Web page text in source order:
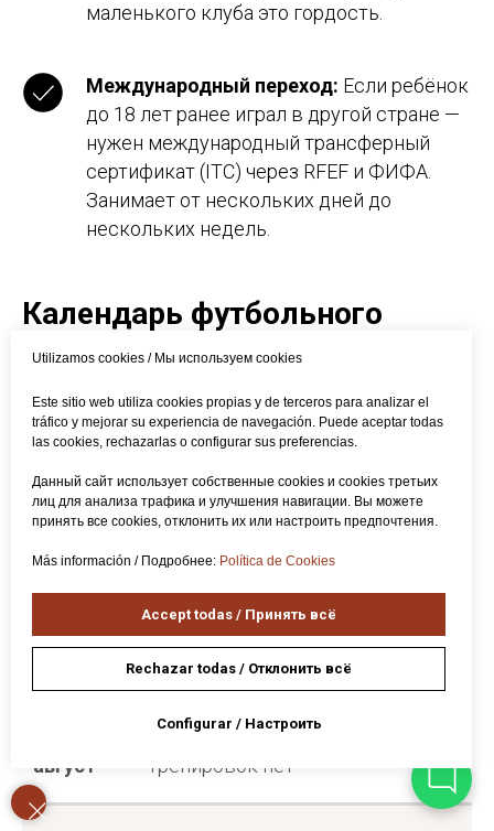
маленького клуба это гордость.
Международный переход: Если ребёнок
до 18 лет ранее играл в другой стране —
нужен международный трансферный
сертификат (ITC) через RFEF и ФИФА.
Занимает от нескольких дней до
нескольких недель.
Календарь футбольного
сезона 2026/27 в Испании
Когда Что происходит
Март–
июнь
2027
Пробы в клубы на сезон 2027/28
Июнь
Открытые пробы в кантеры
профессиональных клубов
август
Летние лагеря. Регулярных
тренировок нет
Utilizamos cookies / Мы используем cookies
Este sitio web utiliza cookies propias y de terceros para analizar el
tráfico y mejorar su experiencia de navegación. Puede aceptar todas
las cookies, rechazarlas o configurar sus preferencias.
Данный сайт использует собственные cookies и cookies третьих
лиц для анализа трафика и улучшения навигации. Вы можете
принять все cookies, отклонить их или настроить предпочтения.
Más información / Подробнее: Política de Cookies
Accept todas / Принять всё
Rechazar todas / Отклонить всё
Configurar / Настроить